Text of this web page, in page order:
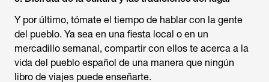
Y por último, tómate el tiempo de hablar con la gente
del pueblo. Ya sea en una fiesta local o en un
mercadillo semanal, compartir con ellos te acerca a la
vida del pueblo español de una manera que ningún
libro de viajes puede enseñarte.